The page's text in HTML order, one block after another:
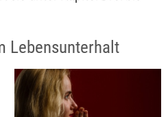
Lebensunterhalt